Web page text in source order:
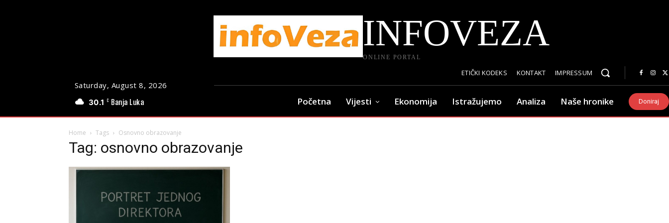
Saturday, August 8, 2026
30.1 C Banja Luka
INFOVEZA
ONLINE PORTAL
ETIČKI KODEKS KONTAKT IMPRESSUM
Početna Vijesti Ekonomija Istražujemo Analiza Naše hronike Doniraj
Home Tags Osnovno obrazovanje
Tag: osnovno obrazovanje